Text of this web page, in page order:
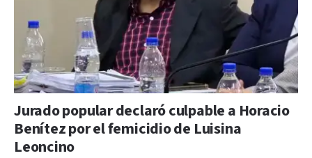
Jurado popular declaró culpable a Horacio
Benítez por el femicidio de Luisina
Leoncino